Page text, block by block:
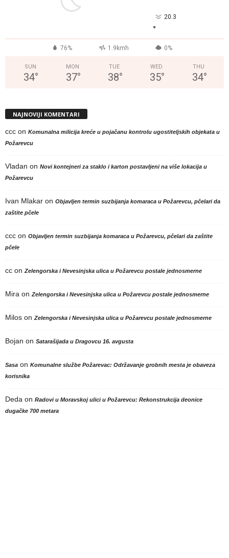
20.3
°
76% 1.9kmh 0%
SUN
34°
MON
37°
TUE
38°
WED
35°
THU
34°
NAJNOVIJI KOMENTARI
ccc on Komunalna milicija kreće u pojačanu kontrolu ugostiteljskih objekata u
Požarevcu
Vladan on Novi kontejneri za staklo i karton postavljeni na više lokacija u
Požarevcu
Ivan Mlakar on Objavljen termin suzbijanja komaraca u Požarevcu, pčelari da
zaštite pčele
ccc on Objavljen termin suzbijanja komaraca u Požarevcu, pčelari da zaštite
pčele
cc onZelengorska i Nevesinjska ulica u Požarevcu postale jednosmerne
Mira onZelengorska i Nevesinjska ulica u Požarevcu postale jednosmerne
Milos onZelengorska i Nevesinjska ulica u Požarevcu postale jednosmerne
Bojan on Satarašijada u Dragovcu 16. avgusta
Sasa on Komunalne službe Požarevac: Održavanje grobnih mesta je obaveza
korisnika
Deda on Radovi u Moravskoj ulici u Požarevcu: Rekonstrukcija deonice
dugačke 700 metara